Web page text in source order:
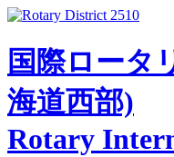
国際ロータ
海道西部)
Rotary